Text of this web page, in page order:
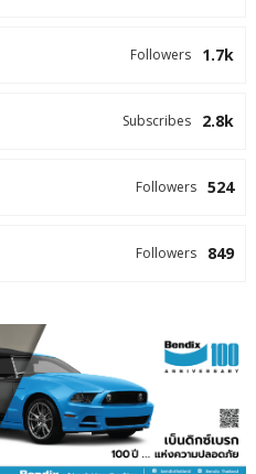
1.7k
Followers
2.8k
Subscribes
524
Followers
849
Followers